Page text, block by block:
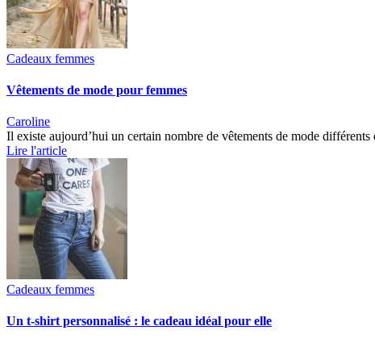
Cadeaux femmes
Vêtements de mode pour femmes
Caroline
Il existe aujourd’hui un certain nombre de vêtements de mode
Lire l'article
Cadeaux femmes
Un t-shirt personnalisé : le cadeau idéal pour elle